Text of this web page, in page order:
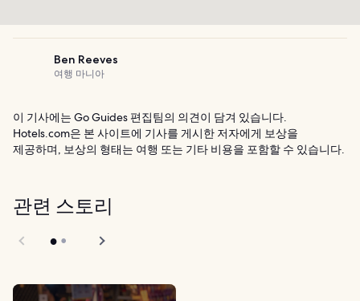
Ben Reeves
여행 마니아
이 기사에는 Go Guides 편집팀의 의견이 담겨 있습니다.
Hotels.com은 본 사이트에 기사를 게시한 저자에게 보상을
제공하며, 보상의 형태는 여행 또는 기타 비용을 포함할 수 있습니다.
관련 스토리